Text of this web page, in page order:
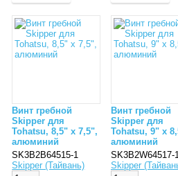
Винт гребной
Skipper для
Tohatsu, 8,5" x 7,5",
алюминий
SK3B2B64515-1
Skipper (Тайвань)
Винт гребной
Skipper для
Tohatsu, 9" x
алюминий
SK3B2W64517-
Skipper